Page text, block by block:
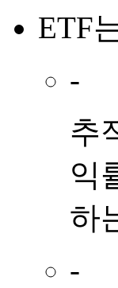
ETF
-
추
익
하
-